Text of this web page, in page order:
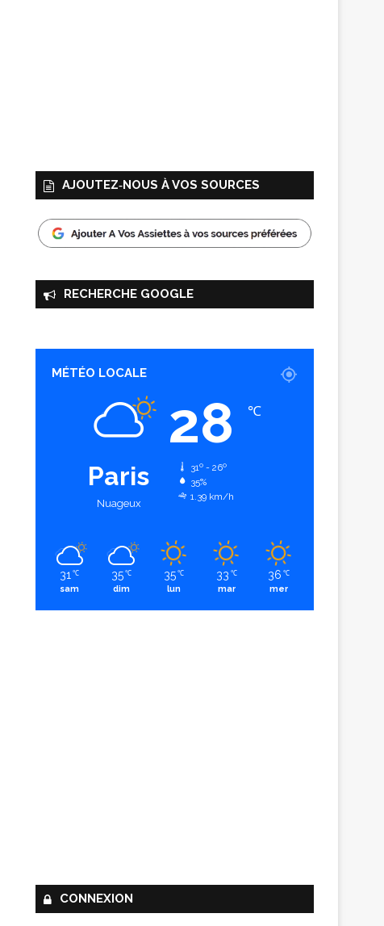
AJOUTEZ‑NOUS À VOS SOURCES
RECHERCHE GOOGLE
MÉTÉO LOCALE
Paris
Nuageux
28 ℃
31º - 26º
35%
1.39 km/h
31 ℃
sam
35 ℃
dim
35 ℃
lun
33 ℃
mar
36 ℃
mer
CONNEXION